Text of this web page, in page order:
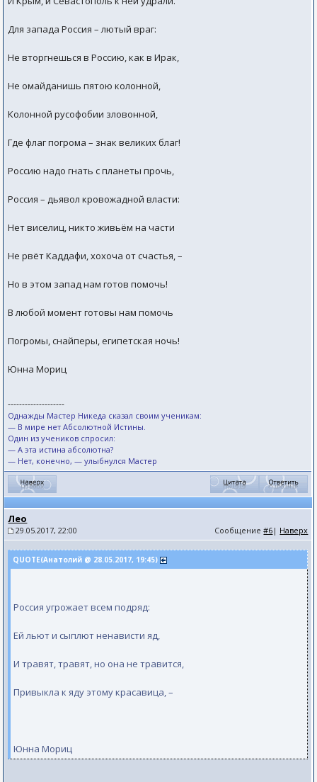
Для запада Россия – лютый враг:
Не вторгнешься в Россию, как в Ирак,
Не омайданишь пятою колонной,
Колонной русофобии зловонной,
Где флаг погрома – знак великих благ!
Россию надо гнать с планеты прочь,
Россия – дьявол кровожадной власти:
Нет виселиц, никто живьём на части
Не рвёт Каддафи, хохоча от счастья, –
Но в этом запад нам готов помочь!
В любой момент готовы нам помочь
Погромы, снайперы, египетская ночь!
Юнна Мориц
--------------------
Однажды Мастер Никеда сказал своим ученикам:
— В мире нет Абсолютной Истины.
Один из учеников спросил:
— А эта истина абсолютна?
— Нет, конечно, — улыбнулся Мастер
Лео
29.05.2017, 22:00 Сообщение#6 | Наверх
QUOTE(Анатолий @ 28.05.2017, 19:45)
Россия угрожает всем подряд:
Ей льют и сыплют ненависти яд,
И травят, травят, но она не травится,
Привыкла к яду этому красавица, –
Юнна Мориц